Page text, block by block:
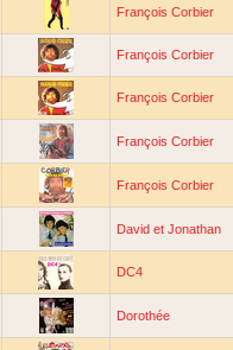
François Corbier
François Corbier
François Corbier
François Corbier
François Corbier
David et Jonathan
DC4
Dorothée